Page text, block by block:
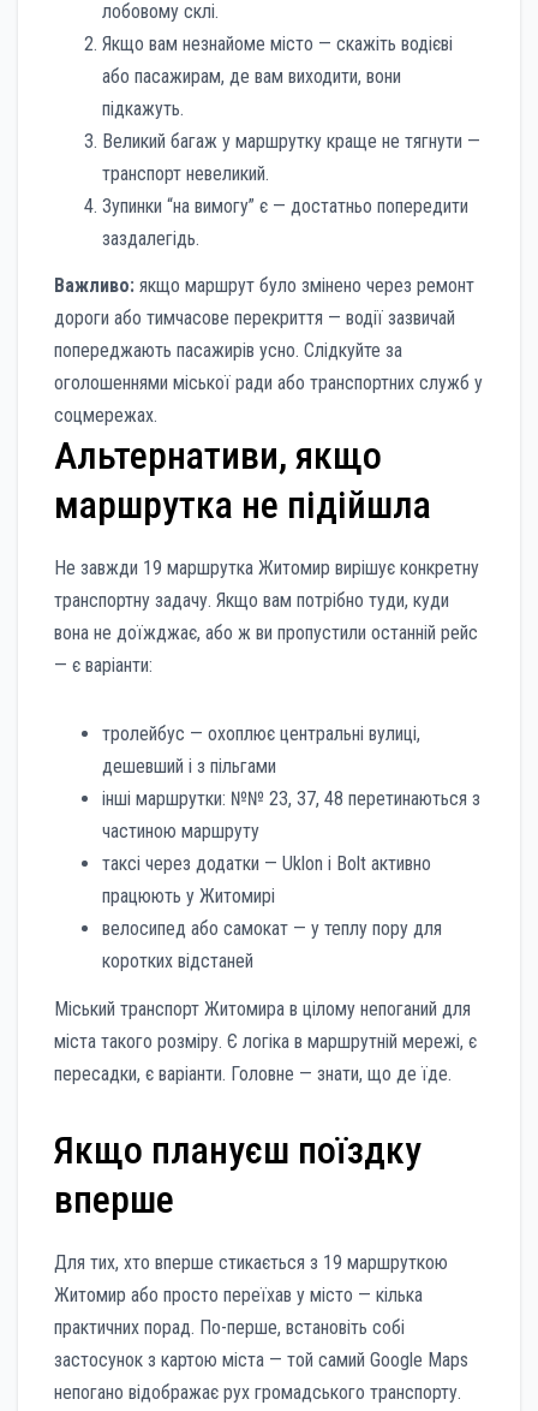
лобовому склі.
Якщо вам незнайоме місто — скажіть водієві
або пасажирам, де вам виходити, вони
підкажуть.
Великий багаж у маршрутку краще не тягнути —
транспорт невеликий.
Зупинки “на вимогу” є — достатньо попередити
заздалегідь.
Важливо: якщо маршрут було змінено через ремонт
дороги або тимчасове перекриття — водії зазвичай
попереджають пасажирів усно. Слідкуйте за
оголошеннями міської ради або транспортних служб у
соцмережах.
Альтернативи, якщо
маршрутка не підійшла
Не завжди 19 маршрутка Житомир вирішує конкретну
транспортну задачу. Якщо вам потрібно туди, куди
вона не доїжджає, або ж ви пропустили останній рейс
— є варіанти:
тролейбус — охоплює центральні вулиці,
дешевший і з пільгами
інші маршрутки: №№ 23, 37, 48 перетинаються з
частиною маршруту
таксі через додатки — Uklon і Bolt активно
працюють у Житомирі
велосипед або самокат — у теплу пору для
коротких відстаней
Міський транспорт Житомира в цілому непоганий для
міста такого розміру. Є логіка в маршрутній мережі, є
пересадки, є варіанти. Головне — знати, що де їде.
Якщо плануєш поїздку
вперше
Для тих, хто вперше стикається з 19 маршруткою
Житомир або просто переїхав у місто — кілька
практичних порад. По-перше, встановіть собі
застосунок з картою міста — той самий Google Maps
непогано відображає рух громадського транспорту.